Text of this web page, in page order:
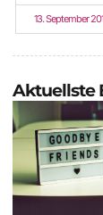
13. September
Aktuellste